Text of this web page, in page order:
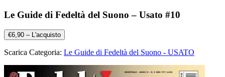
Le Guide di Fedeltà del Suono – Usato #10
€6,90 – L'acquisto
Scarica Categoria: Le Guide di Fedeltà del Suono - USATO